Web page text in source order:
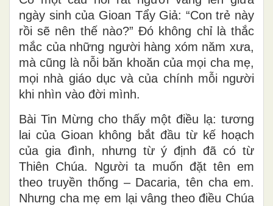
ngày sinh của Gioan Tẩy Giả: “Con trẻ này
rồi sẽ nên thế nào?” Đó không chỉ là thắc
mắc của những người hàng xóm năm xưa,
mà cũng là nỗi băn khoăn của mọi cha mẹ,
mọi nhà giáo dục và của chính mỗi người
khi nhìn vào đời mình.
Bài Tin Mừng cho thấy một điều lạ: tương
lai của Gioan không bắt đầu từ kế hoạch
của gia đình, nhưng từý định đã có từ
Thiên Chúa. Người ta muốn đặt tên em
theo truyền thống – Dacaria, tên cha em.
Nhưng cha mẹ em lại vâng theo điều Chúa